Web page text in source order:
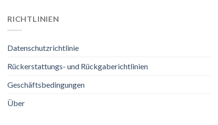
RICHTLINIEN
Datenschutzrichtlinie
Rückerstattungs- und Rückgaberichtlinien
Geschäftsbedingungen
Über